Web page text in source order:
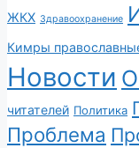
ЖКХ Здравоохранение
Кимры
Новости
читателей Политика
Проблема